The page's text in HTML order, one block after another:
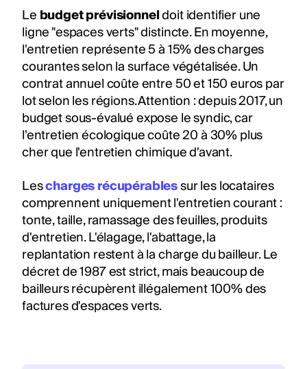
Lebudget prévisionneldoit identifier une
ligne "espaces verts" distincte. En moyenne,
l'entretien représente 5 à 15% des charges
courantes selon la surface végétalisée. Un
contrat annuel coûte entre 50 et 150 euros par
lot selon les régions. Attention : depuis 2017, un
budget sous-évalué expose le syndic, car
l'entretien écologique coûte 20 à 30% plus
cher que l'entretien chimique d'avant.
Lescharges récupérablessur les locataires
comprennent uniquement l'entretien courant :
tonte, taille, ramassage des feuilles, produits
d'entretien. L'élagage, l'abattage, la
replantation restent à la charge du bailleur. Le
décret de 1987 est strict, mais beaucoup de
bailleurs récupèrent illégalement 100% des
factures d'espaces verts.